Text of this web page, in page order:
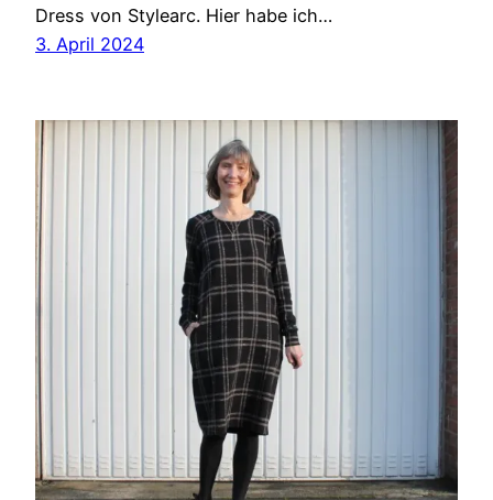
Dress von Stylearc. Hier habe ich…
3. April 2024